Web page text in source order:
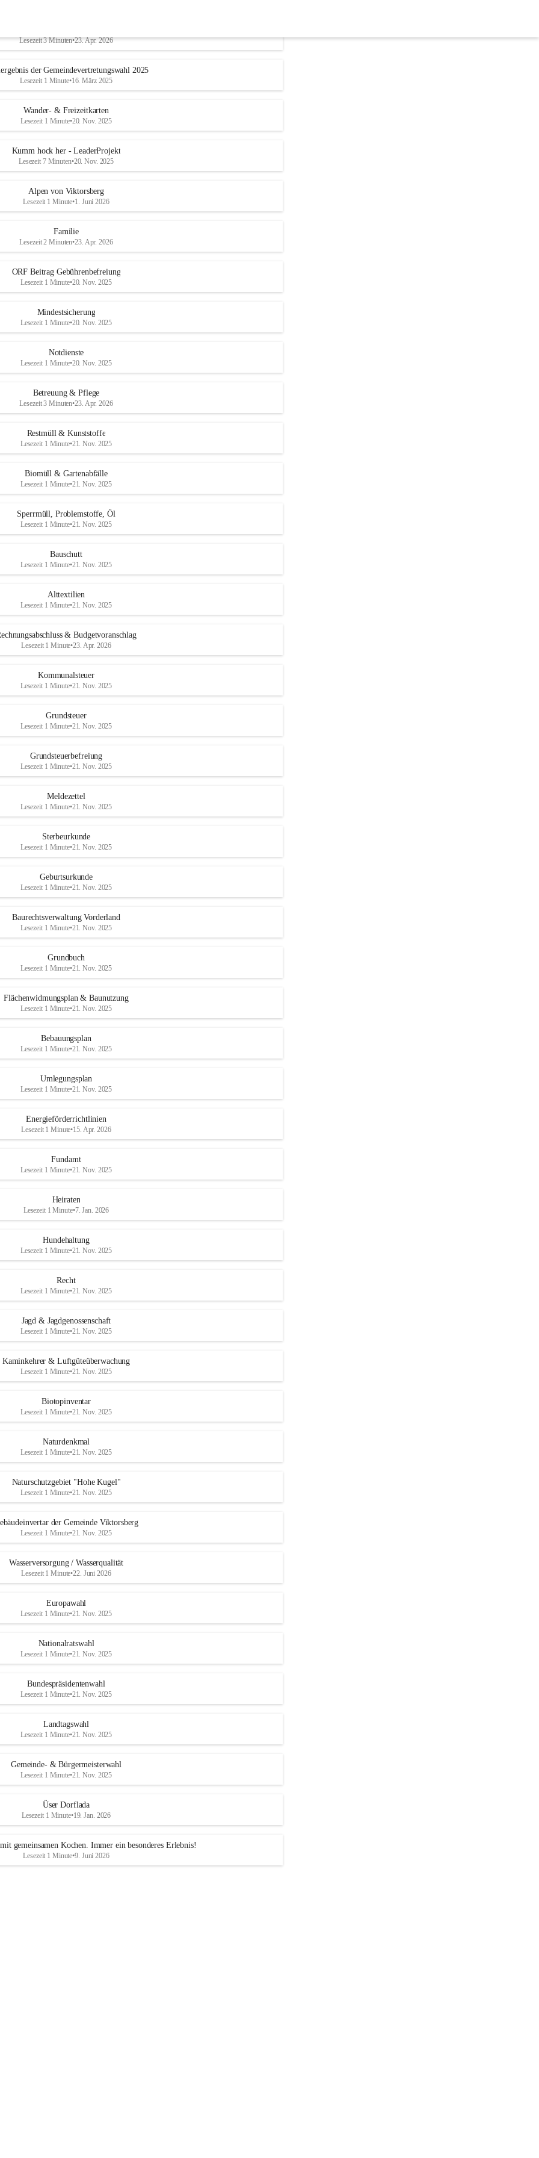
Lesezeit 3 Minuten•23. Apr. 2026
der Gemeindevertretungswahl 2025
Lesezeit 1 Minute•16. März 2025
Wander- & Freizeitkarten
Lesezeit 1 Minute•20. Nov. 2025
Kumm hock her - LeaderProjekt
Lesezeit 7 Minuten•20. Nov. 2025
Alpen von Viktorsberg
Lesezeit 1 Minute•1. Juni 2026
Familie
Lesezeit 2 Minuten•23. Apr. 2026
ORF Beitrag Gebührenbefreiung
Lesezeit 1 Minute•20. Nov. 2025
Mindestsicherung
Lesezeit 1 Minute•20. Nov. 2025
Notdienste
Lesezeit 1 Minute•20. Nov. 2025
Betreuung & Pflege
Lesezeit 3 Minuten•23. Apr. 2026
Restmüll & Kunststoffe
Lesezeit 1 Minute•21. Nov. 2025
Biomüll & Gartenabfälle
Lesezeit 1 Minute•21. Nov. 2025
Sperrmüll, Problemstoffe, Öl
Lesezeit 1 Minute•21. Nov. 2025
Bauschutt
Lesezeit 1 Minute•21. Nov. 2025
Alttextilien
Lesezeit 1 Minute•21. Nov. 2025
& Budgetvoranschlag
Lesezeit 1 Minute•23. Apr. 2026
Kommunalsteuer
Lesezeit 1 Minute•21. Nov. 2025
Grundsteuer
Lesezeit 1 Minute•21. Nov. 2025
Grundsteuerbefreiung
Lesezeit 1 Minute•21. Nov. 2025
Meldezettel
Lesezeit 1 Minute•21. Nov. 2025
Sterbeurkunde
Lesezeit 1 Minute•21. Nov. 2025
Geburtsurkunde
Lesezeit 1 Minute•21. Nov. 2025
Baurechtsverwaltung Vorderland
Lesezeit 1 Minute•21. Nov. 2025
Grundbuch
Lesezeit 1 Minute•21. Nov. 2025
Flächenwidmungsplan & Baunutzung
Lesezeit 1 Minute•21. Nov. 2025
Bebauungsplan
Lesezeit 1 Minute•21. Nov. 2025
Umlegungsplan
Lesezeit 1 Minute•21. Nov. 2025
Energieförderrichtlinien
Lesezeit 1 Minute•15. Apr. 2026
Fundamt
Lesezeit 1 Minute•21. Nov. 2025
Heiraten
Lesezeit 1 Minute•7. Jan. 2026
Hundehaltung
Lesezeit 1 Minute•21. Nov. 2025
Recht
Lesezeit 1 Minute•21. Nov. 2025
Jagd & Jagdgenossenschaft
Lesezeit 1 Minute•21. Nov. 2025
Kaminkehrer & Luftgüteüberwachung
Lesezeit 1 Minute•21. Nov. 2025
Biotopinventar
Lesezeit 1 Minute•21. Nov. 2025
Naturdenkmal
Lesezeit 1 Minute•21. Nov. 2025
Naturschutzgebiet "Hohe Kugel"
Lesezeit 1 Minute•21. Nov. 2025
der Gemeinde Viktorsberg
Lesezeit 1 Minute•21. Nov. 2025
Wasserversorgung / Wasserqualität
Lesezeit 1 Minute•22. Juni 2026
Europawahl
Lesezeit 1 Minute•21. Nov. 2025
Nationalratswahl
Lesezeit 1 Minute•21. Nov. 2025
Bundespräsidentenwahl
Lesezeit 1 Minute•21. Nov. 2025
Landtagswahl
Lesezeit 1 Minute•21. Nov. 2025
Gemeinde- & Bürgermeisterwahl
Lesezeit 1 Minute•21. Nov. 2025
Üser Dorflada
Lesezeit 1 Minute•19. Jan. 2026
gemeinsamen Kochen. Immer ein besonderes Erlebnis!
Lesezeit 1 Minute•9. Juni 2026